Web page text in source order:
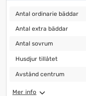
Antal ordinarie bäddar
Antal ordinarie bäddar
Antal extra bäddar
Antal extra bäddar
Antal sovrum
Antal sovrum
Husdjur tillåtet
Husdjur tillåtet
Avstånd centrum
Avstånd centrum
Mer info